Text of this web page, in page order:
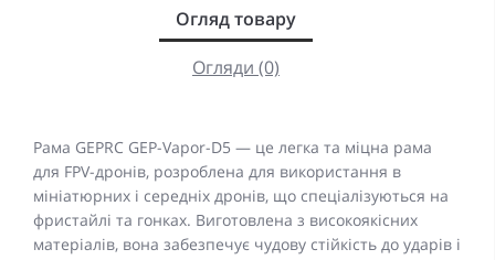
Огляд товару
Огляди (0)
Рама GEPRC GEP-Vapor-D5 — це легка та міцна рама
для FPV-дронів, розроблена для використання в
мініатюрних і середніх дронів, що спеціалізуються на
фристайлі та гонках. Виготовлена з високоякісних
матеріалів, вона забезпечує чудову стійкість до ударів і